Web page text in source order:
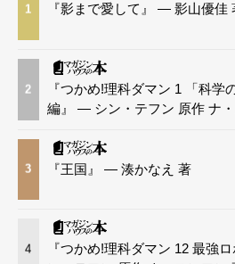
1 『影まで愛して』 — 影山優佳
2
『つかめ!理科ダマン 1 「科学
編』 — シン・テフン 原作 ナ
3 『王国』 — 湊かなえ 著
4
『つかめ!理科ダマン 12 最強